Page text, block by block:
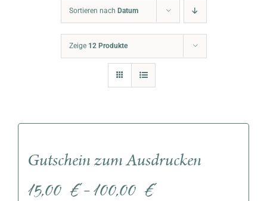
Sortieren nach Datum
Zeige 12 Produkte
Gutschein zum Ausdrucken
15,00€ – 100,00€